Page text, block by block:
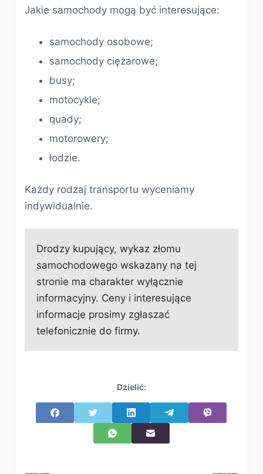
Jakie samochody mogą być interesujące:
samochody osobowe;
samochody ciężarowe;
busy;
motocykle;
quady;
motorowery;
łodzie.
Każdy rodzaj transportu wyceniamy
indywidualnie.
Drodzy kupujący, wykaz złomu
samochodowego wskazany na tej
stronie ma charakter wyłącznie
informacyjny. Ceny i interesujące
informacje prosimy zgłaszać
telefonicznie do firmy.
Dzielić: